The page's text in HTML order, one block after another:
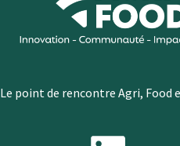
Le point de rencontre Agri, Food